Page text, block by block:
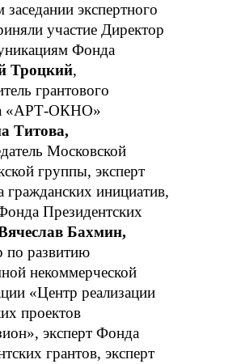
экспертного
участие Директор
Фонда
Троцкий,
грантового
«АРТ-ОКНО»
Титова,
Московской
группы, эксперт
гражданских инициатив,
Президентских
Бахмин,
по развитию
некоммерческой
«Центр реализации
проектов
эксперт Фонда
грантов, эксперт